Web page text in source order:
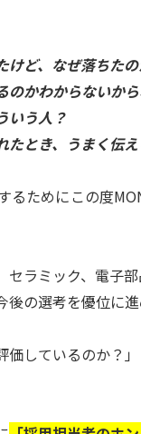
けど、なぜ落ちた
のかわからないか
いう人？
たとき、うまく伝
るためにこの度
ラミック、電子
の選考を優位に
価しているのか？